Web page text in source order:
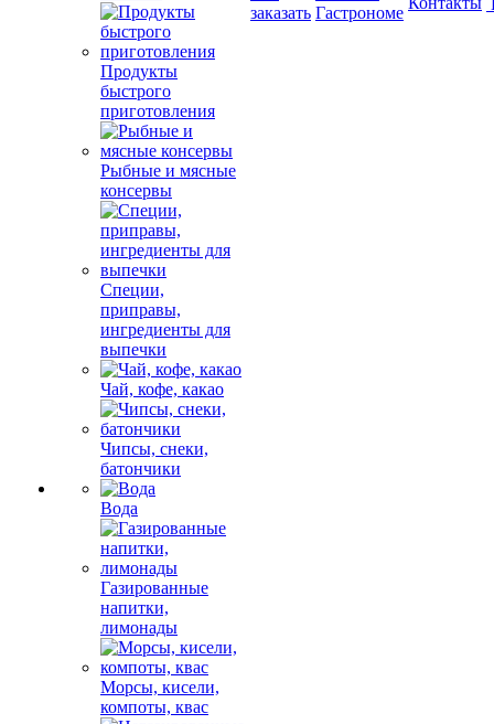
Продукты
быстрого
приготовления
Рыбные и мясные
консервы
Специи,
приправы,
ингредиенты для
выпечки
Чай, кофе, какао
Чипсы, снеки,
батончики
Вода
Газированные
напитки,
лимонады
Морсы, кисели,
компоты, квас
заказать Гастрономе